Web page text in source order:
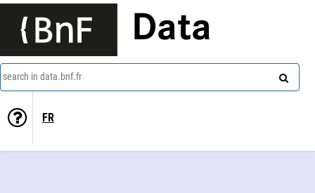
Data
search in data.bnf.fr
FR